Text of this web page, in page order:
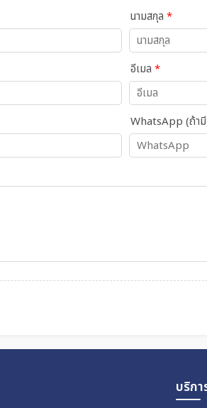
นามสกุล *
อีเมล *
WhatsApp (ถ้า
บริก